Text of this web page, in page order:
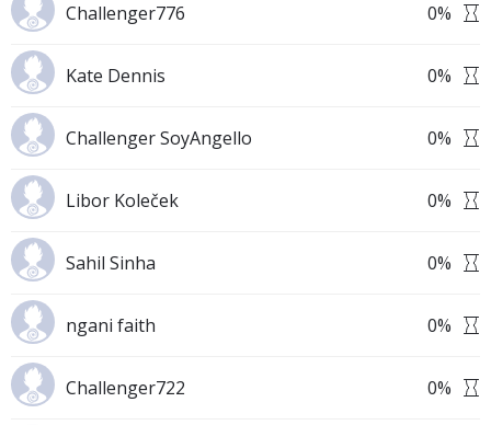
Challenger776 0%
Kate Dennis 0%
Challenger SoyAngello 0%
Libor Koleček 0%
Sahil Sinha 0%
ngani faith 0%
Challenger722 0%